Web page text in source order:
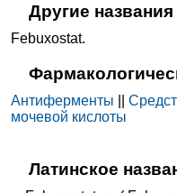
Другие
Febuxostat.
Антиферменты ||
мочевой кислоты
Латинское